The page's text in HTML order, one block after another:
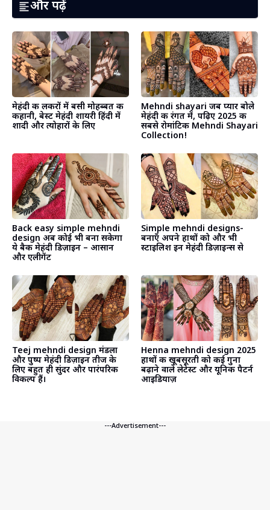
और पढ़ें
मेहंदी की लकीरों में बसी मोहब्बत की
कहानी, बेस्ट मेहंदी शायरी हिंदी में
शादी और त्योहारों के लिए
Mehndi shayari जब प्यार बोले
मेहंदी की रंगत में, पढ़िए 2025 की
सबसे रोमांटिक Mehndi Shayari
Collection! ​
Back easy simple mehndi
design अब कोई भी बना सकेगा
ये बैक मेहंदी डिज़ाइन – आसान
और एलीगेंट
Simple mehndi designs-
बनाएँ अपने हाथों को और भी
स्टाइलिश इन मेहंदी डिज़ाइन्स से
Teej mehndi design मंडला
और पुष्प मेहंदी डिज़ाइन तीज के
लिए बहुत ही सुंदर और पारंपरिक
विकल्प हैं।
Henna mehndi design 2025
हाथों की खूबसूरती को कई गुना
बढ़ाने वाले लेटेस्ट और यूनिक पैटर्न
आइडियाज़
---Advertisement---